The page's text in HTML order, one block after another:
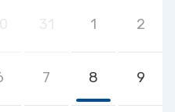
1 2
7 8 9